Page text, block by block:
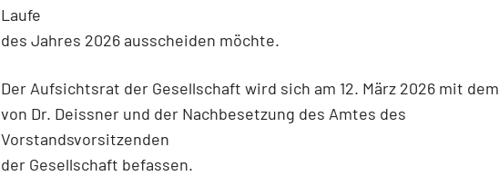
Laufe
des Jahres 2026 ausscheiden möchte.
Der Aufsichtsrat der Gesellschaft wird sich am 12. März 2026 mit
von Dr. Deissner und der Nachbesetzung des Amtes des
Vorstandsvorsitzenden
der Gesellschaft befassen.